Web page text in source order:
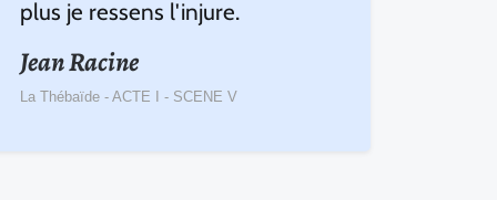
plus je ressens l'injure.
Jean Racine
La Thébaïde - ACTE I - SCENE V